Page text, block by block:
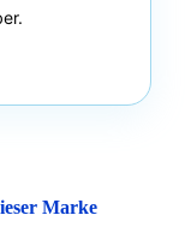
Marke